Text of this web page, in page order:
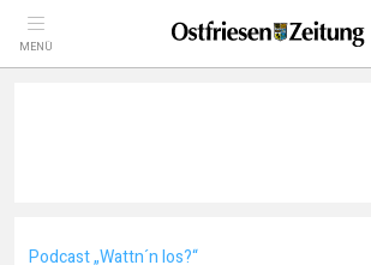
MENÜ
Podcast „Wattn´n los?“